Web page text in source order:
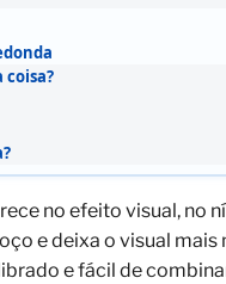
coisa?
no efeito visual, no
e deixa o visual
e fácil de